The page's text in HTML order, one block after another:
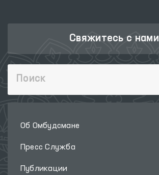
Свяжитесь с нами
Об Омбудсмане
Пресс Служба
Публикации